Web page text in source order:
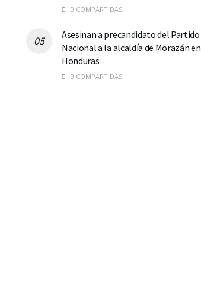
0 COMPARTIDAS
Asesinan a precandidato del Partido
Nacional a la alcaldía de Morazán en
Honduras
0 COMPARTIDAS